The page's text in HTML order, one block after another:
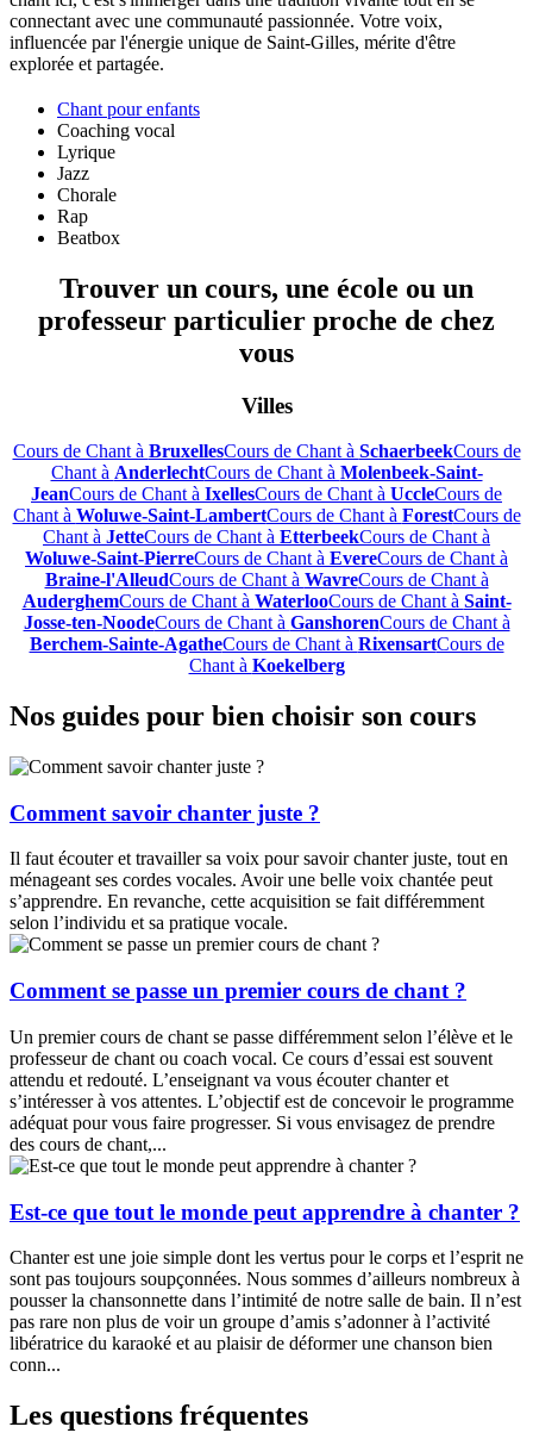
connectant avec une communauté passionnée. Votre voix,
influencée par l'énergie unique de Saint-Gilles, mérite d'être
explorée et partagée.
Chant pour enfants
Coaching vocal
Lyrique
Jazz
Chorale
Rap
Beatbox
Trouver un cours, une école ou un
professeur particulier proche de chez
vous
Villes
Cours de Chant à BruxellesCours de Chant à SchaerbeekCours de
Chant à AnderlechtCours de Chant à Molenbeek-Saint-
JeanCours de Chant à IxellesCours de Chant à UccleCours de
Chant à Woluwe-Saint-LambertCours de Chant à ForestCours de
Chant à JetteCours de Chant à EtterbeekCours de Chant à
Woluwe-Saint-PierreCours de Chant à EvereCours de Chant à
Braine-l'AlleudCours de Chant à WavreCours de Chant à
AuderghemCours de Chant à WaterlooCours de Chant à Saint-
Josse-ten-NoodeCours de Chant à GanshorenCours de Chant à
Berchem-Sainte-AgatheCours de Chant à RixensartCours de
Chant à Koekelberg
Nos guides pour bien choisir son cours
Comment savoir chanter juste ?
Il faut écouter et travailler sa voix pour savoir chanter juste, tout en
ménageant ses cordes vocales. Avoir une belle voix chantée peut
s’apprendre. En revanche, cette acquisition se fait différemment
selon l’individu et sa pratique vocale.
Comment se passe un premier cours de chant ?
Un premier cours de chant se passe différemment selon l’élève et le
professeur de chant ou coach vocal. Ce cours d’essai est souvent
attendu et redouté. L’enseignant va vous écouter chanter et
s’intéresser à vos attentes. L’objectif est de concevoir le programme
adéquat pour vous faire progresser. Si vous envisagez de prendre
des cours de chant,...
Est-ce que tout le monde peut apprendre à chanter ?
Chanter est une joie simple dont les vertus pour le corps et l’esprit ne
sont pas toujours soupçonnées. Nous sommes d’ailleurs nombreux à
pousser la chansonnette dans l’intimité de notre salle de bain. Il n’est
pas rare non plus de voir un groupe d’amis s’adonner à l’activité
libératrice du karaoké et au plaisir de déformer une chanson bien
conn...
Les questions fréquentes